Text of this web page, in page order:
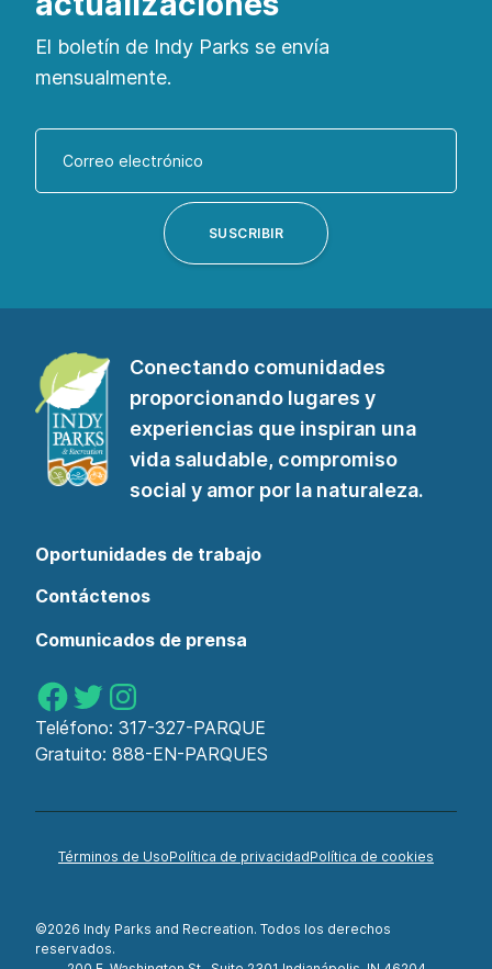
El boletín de Indy Parks se envía
mensualmente.
dirección
de
correo
suscribirse
a
nuestro
boletín"
SUSCRIBIR
Conectando comunidades
proporcionando lugares y
experiencias que inspiran una
vida saludable, compromiso
social y amor por la naturaleza.
Oportunidades de trabajo
Contáctenos
Comunicados de prensa
Parques de Indy en Facebook
Parques de Indy en Twitter
Parques de Indy en Instagram
Teléfono: 317-327-PARQUE
Gratuito: 888-EN-PARQUES
Términos de UsoPolítica de privacidadPolítica de cookies
©2026 Indy Parks and Recreation. Todos los derechos
reservados.